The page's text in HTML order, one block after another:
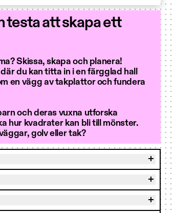
testa att skapa ett
Skissa, skapa och planera!
du kan titta in i en färgglad hall
en vägg av takplattor och fundera
och deras vuxna utforska
hur kvadrater kan bli till mönster.
golv eller tak?